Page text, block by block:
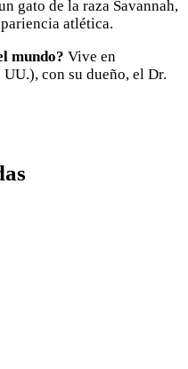
gato de la raza Savannah,
atlética.
mundo? Vive en
con su dueño, el Dr.